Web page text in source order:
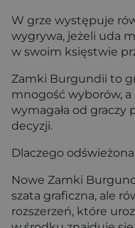
W grze występuje
wygrywa, jeżeli uda
w swoim księstwie
Zamki Burgundii to
mnogość wyborów,
wymagała od
decyzji.
Dlaczego
Nowe Zamki
szata graficzna, ale
rozszerzeń, które